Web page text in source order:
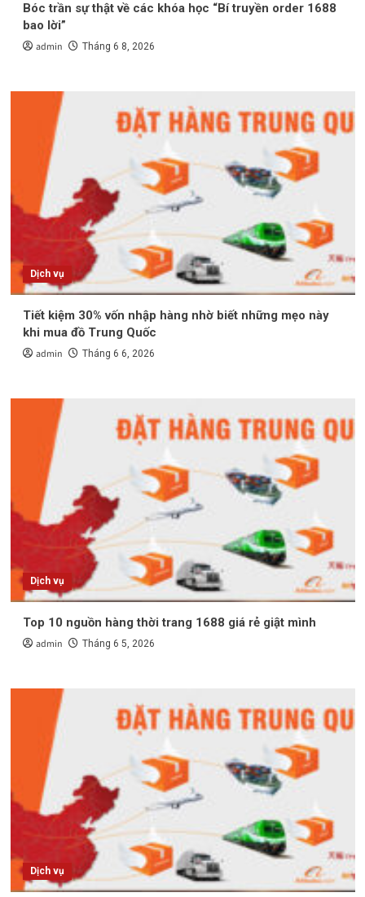
Bóc trần sự thật về các khóa học “Bí truyền order 1688
bao lời”
admin Tháng 6 8, 2026
Dịch vụ
Tiết kiệm 30% vốn nhập hàng nhờ biết những mẹo này
khi mua đồ Trung Quốc
admin Tháng 6 6, 2026
Dịch vụ
Top 10 nguồn hàng thời trang 1688 giá rẻ giật mình
admin Tháng 6 5, 2026
Dịch vụ